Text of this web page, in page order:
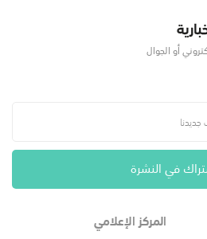
أو الجوال
في النشرة
المركز الإعلامي